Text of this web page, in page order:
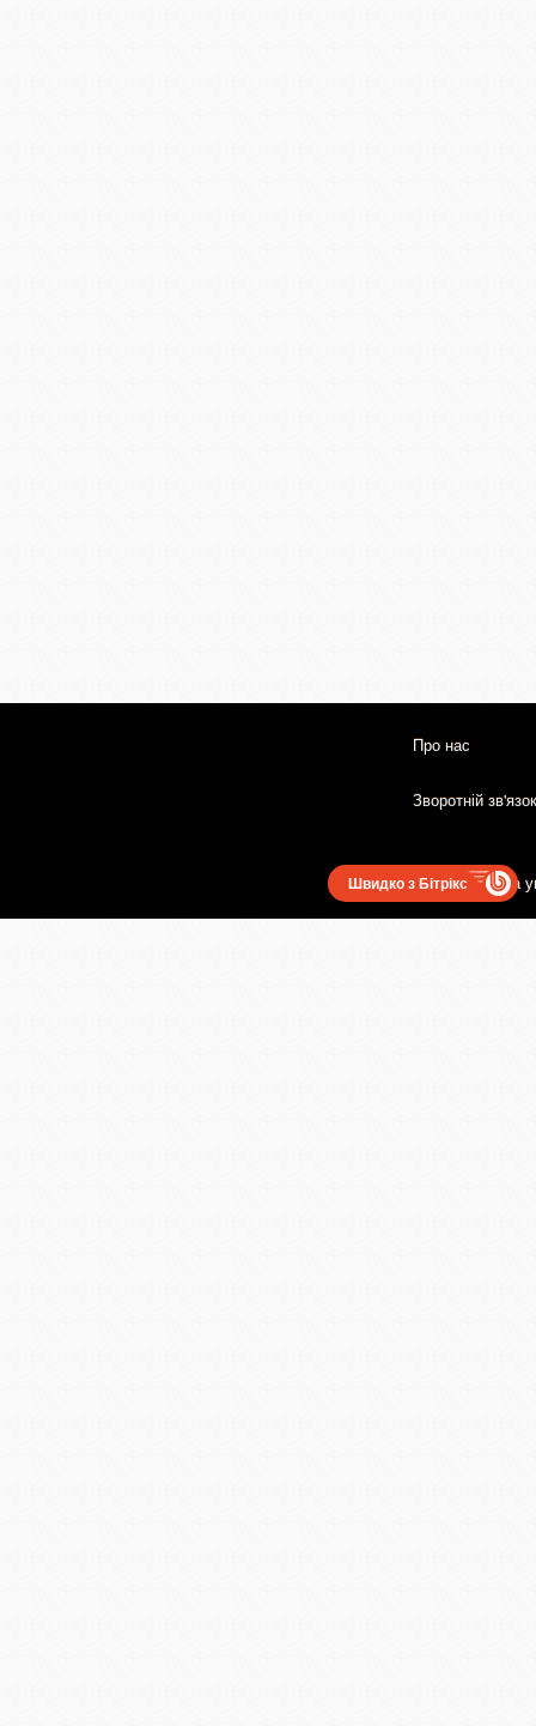
Про нас
Зворотній зв'язок
Користувацька
Швидко з Бітрікс